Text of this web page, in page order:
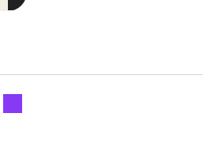
2 Sterne3 Sterne4 Sterne
Ihre Bewertung: 5 Sterne